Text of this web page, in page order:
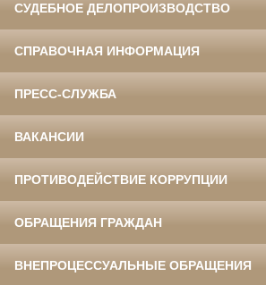
СУДЕБНОЕ ДЕЛОПРОИЗВОДСТВО
СПРАВОЧНАЯ ИНФОРМАЦИЯ
ПРЕСС-СЛУЖБА
ВАКАНСИИ
ПРОТИВОДЕЙСТВИЕ КОРРУПЦИИ
ОБРАЩЕНИЯ ГРАЖДАН
ВНЕПРОЦЕССУАЛЬНЫЕ ОБРАЩЕНИЯ